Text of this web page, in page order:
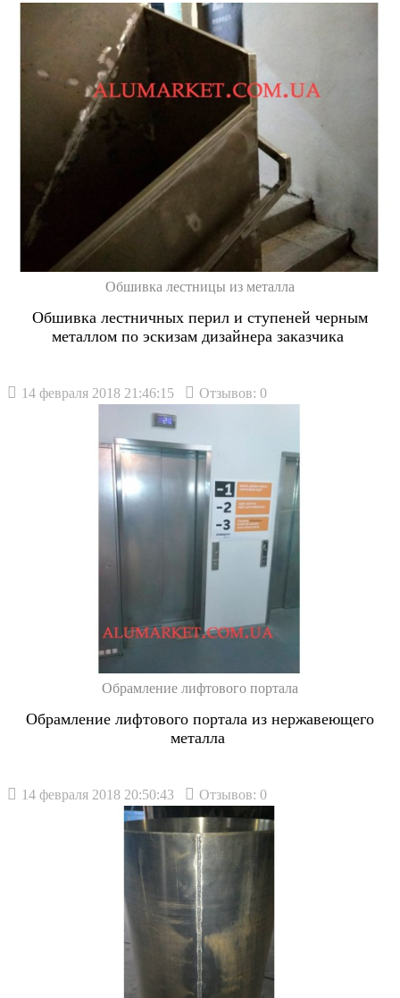
Обшивка лестницы из металла
Обшивка лестничных перил и ступеней черным
металлом по эскизам дизайнера заказчика
14 февраля 2018 21:46:15 Отзывов: 0
Обрамление лифтового портала
Обрамление лифтового портала из нержавеющего
металла
14 февраля 2018 20:50:43 Отзывов: 0